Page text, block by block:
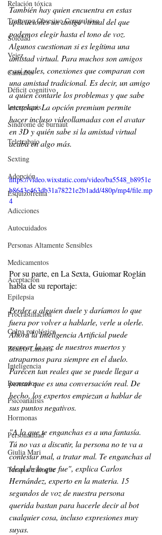
Relación tóxica
Trastorno Obsesivo Compulsivo
Soledad
Vejez
Cannabis
Déficit cognitivo
Interpsiquis
Síndrome de burnaut
Teletrabajo
Sexting
Adopción
Esquizofrenia
Adicciones
Autocuidados
Personas Altamente Sensibles
Medicamentos
Aceptación
Epilepsia
Procrastinación
Culpa patológica
Beatriz Lamora
Inteligencia
Recuerdos
Psicoanálisis
Hormonas
Personalidad
Giulia Mari
Terapia trilingüe
También hay quien encuentra en estas
aplicaciones un amigo virtual del que
podemos elegir hasta el tono de voz.
Algunos cuestionan si es legítima una
amistad virtual. Para muchos son amigos
casi reales, conexiones que comparan con
una amistad tradicional. Es decir, un amigo
a quien contarle los problemas y que sabe
escuchar. La opción premium permite
hacer incluso videollamadas con el avatar
en 3D y quién sabe si la amistad virtual
acaba en algo más.
https://video.wixstatic.com/video/ba5548_b8951e
b8643e463db31a78221e2b1add/480p/mp4/file.mp
4
Por su parte, en La Sexta, Guiomar Roglán
habla de su reportaje:
Perder a alguien duele y daríamos lo que
fuera por volver a hablarle, verle u olerle.
Ahora la Inteligencia Artificial puede
recrear la voz de nuestros muertos y
atraparnos para siempre en el duelo.
Parecen tan reales que se puede llegar a
pensar que es una conversación real. De
hecho, los expertos empiezan a hablar de
sus puntos negativos.
"A lo que te enganchas es a una fantasía.
Tú no vas a discutir, la persona no te va a
contestar mal, a tratar mal. Te enganchas al
ideal de lo que fue", explica Carlos
Hernández, experto en la materia. 15
segundos de voz de nuestra persona
querida bastan para hacerle decir al bot
cualquier cosa, incluso expresiones muy
suyas.